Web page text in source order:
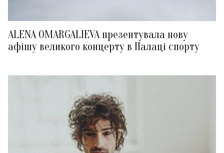
ALENA OMARGALIEVA презентувала нову
афішу великого концерту в Палаці спорту